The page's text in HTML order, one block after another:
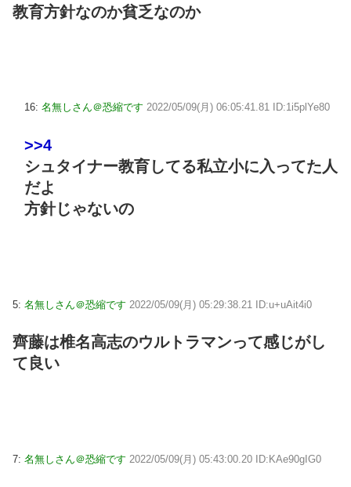
教育方針なのか貧乏なのか
16: 名無しさん＠恐縮です 2022/05/09(月) 06:05:41.81 ID:1i5plYe80
>>4
シュタイナー教育してる私立小に入ってた人
だよ
方針じゃないの
5: 名無しさん＠恐縮です 2022/05/09(月) 05:29:38.21 ID:u+uAit4i0
齊藤は椎名高志のウルトラマンって感じがし
て良い
7: 名無しさん＠恐縮です 2022/05/09(月) 05:43:00.20 ID:KAe90gIG0